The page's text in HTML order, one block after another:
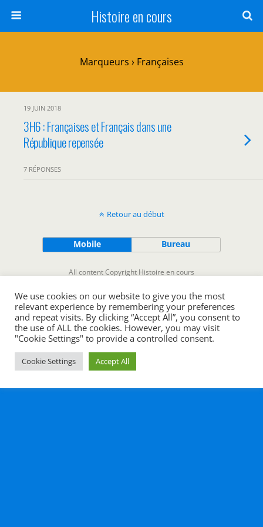
Histoire en cours
Marqueurs › Françaises
19 JUIN 2018
3H6 : Françaises et Français dans une
République repensée
7 RÉPONSES
Retour au début
Mobile Bureau
All content Copyright Histoire en cours
We use cookies on our website to give you the most
relevant experience by remembering your preferences
and repeat visits. By clicking “Accept All”, you consent to
the use of ALL the cookies. However, you may visit
"Cookie Settings" to provide a controlled consent.
Cookie Settings Accept All